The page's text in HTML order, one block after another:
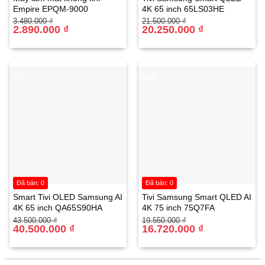
Tính năng nổi bật của Chảo Chống Dính Supor
W06A32 32 cm
Tay cầm cách nhiệt
Empire EPQM-9000
3.480.000₫
Giá
gốc
2.890.000 ₫
Giá
hiện
2.890.000 ₫.
4K 65 inch 65LS03HE
21.500.000₫
Giá
gốc
20.250.000 ₫
Giá
hiện
20.250.000 ₫.
Smart Tivi OLED Samsung AI
4K 65 inch QA65S90HA
43.500.000₫
Giá
gốc
là:
40.500.000 ₫
Giá
hiện
tại
40.500.000 ₫.
Đã bán: 0
Tivi Samsung Smart QLED AI
4K 75 inch 75Q7FA
19.550.000₫
Giá
gốc
là:
16.720.000 ₫
Giá
hiện
tại
16.720.000 ₫.
Đã bán: 0